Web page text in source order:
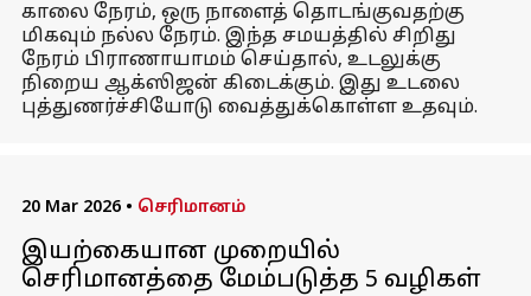
காலை நேரம், ஒரு நாளைத் தொடங்குவதற்கு
மிகவும் நல்ல நேரம். இந்த சமயத்தில் சிறிது
நேரம் பிராணாயாமம் செய்தால், உடலுக்கு
நிறைய ஆக்ஸிஜன் கிடைக்கும். இது உடலை
புத்துணர்ச்சியோடு வைத்துக்கொள்ள உதவும்.
20 Mar 2026 • செரிமானம்
இயற்கையான முறையில்
செரிமானத்தை மேம்படுத்த 5 வழிகள்